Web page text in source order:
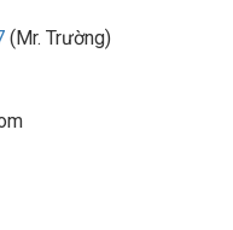
(Mr. Trường)